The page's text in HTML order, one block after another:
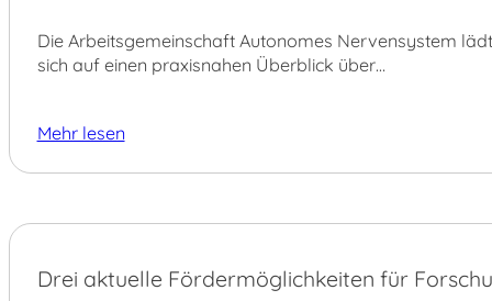
Die Arbeitsgemeinschaft Autonomes Nervensystem
sich auf einen praxisnahen Überblick über…
Mehr lesen
JUNI
Drei aktuelle Fördermöglichkeiten für